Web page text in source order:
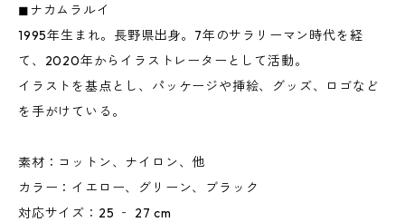
◼︎ナカムラルイ
1995年生まれ。長野県出身。7年のサラリーマン時代を経
て、2020年からイラストレーターとして活動。
イラストを基点とし、パッケージや挿絵、グッズ、ロゴなど
を手がけている。
素材：コットン、ナイロン、他
カラー：イエロー、グリーン、ブラック
対応サイズ：25 ‐ 27 cm